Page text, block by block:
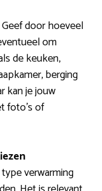
door hoeveel
om
de keuken,
berging
kan je jouw
foto’s of
verwarming